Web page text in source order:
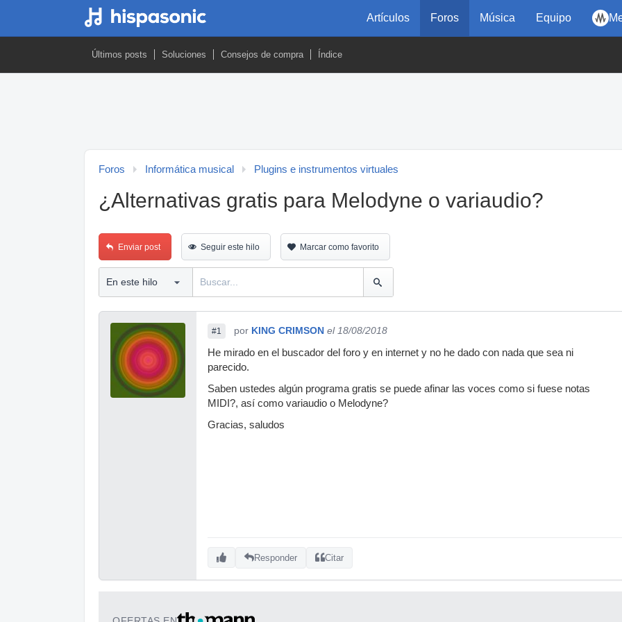
Artículos Foros Música Equipo
Últimos posts Soluciones Consejos de compra Índice
Foros Informática musical Plugins e instrumentos virtuales
¿Alternativas gratis para Melodyne o variaudio?
Enviar post Seguir este hilo Marcar como favorito
#1 por KING CRIMSON el 18/08/2018
He mirado en el buscador del foro y en internet y no he dado con nada que sea ni
parecido.
Saben ustedes algún programa gratis se puede afinar las voces como si fuese notas
MIDI?, así como variaudio o Melodyne?
Gracias, saludos
Responder Citar